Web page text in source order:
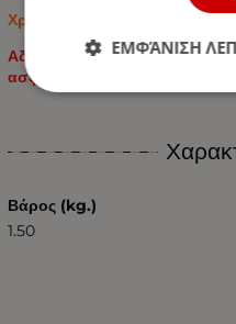
Χρώμα: Πορτοκαλί
Αδιάβροχο και ανθεκτικό,
ασφάλεια στην οροφή του
Βάρος (kg.)
1.50
ΕΜΦΆΝΙΣΗ